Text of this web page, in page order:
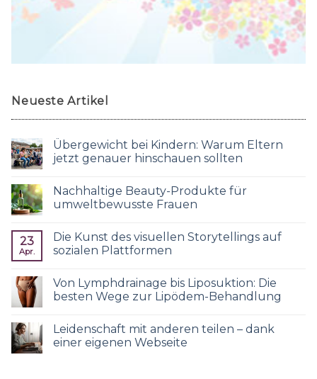
Neueste Artikel
Übergewicht bei Kindern: Warum Eltern
jetzt genauer hinschauen sollten
Nachhaltige Beauty-Produkte für
umweltbewusste Frauen
23
Apr.
Die Kunst des visuellen Storytellings auf
sozialen Plattformen
Von Lymphdrainage bis Liposuktion: Die
besten Wege zur Lipödem-Behandlung
Leidenschaft mit anderen teilen – dank
einer eigenen Webseite